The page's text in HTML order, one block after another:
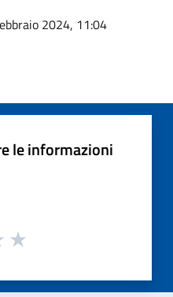
2024, 11:04
le informazioni